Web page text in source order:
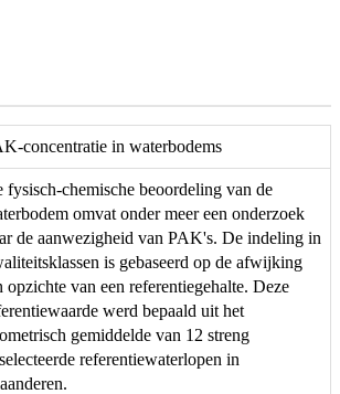
concentratie in waterbodems
fysisch-chemische beoordeling van de
omvat onder meer een onderzoek
de aanwezigheid van PAK's. De indeling in
is gebaseerd op de afwijking
opzichte van een referentiegehalte. Deze
werd bepaald uit het
gemiddelde van 12 streng
referentiewaterlopen in